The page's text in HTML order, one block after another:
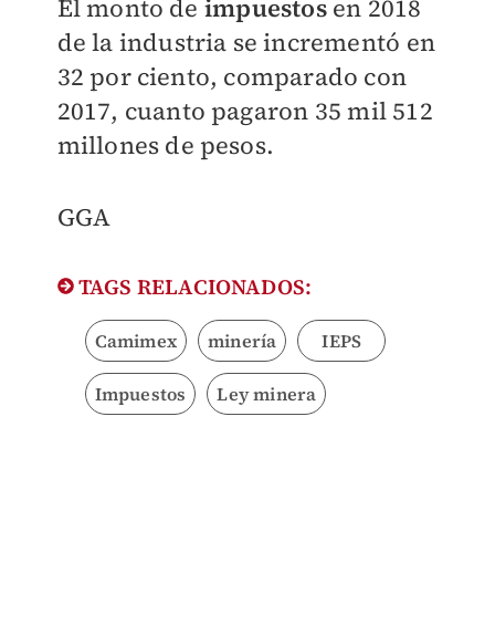
El monto de impuestosen 2018
de la industria se incrementó en
32 por ciento, comparado con
2017, cuanto pagaron 35 mil 512
millones de pesos.
GGA
TAGS RELACIONADOS:
Camimex minería IEPS
Impuestos Ley minera